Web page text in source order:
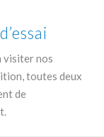
visiter nos
toutes deux
de